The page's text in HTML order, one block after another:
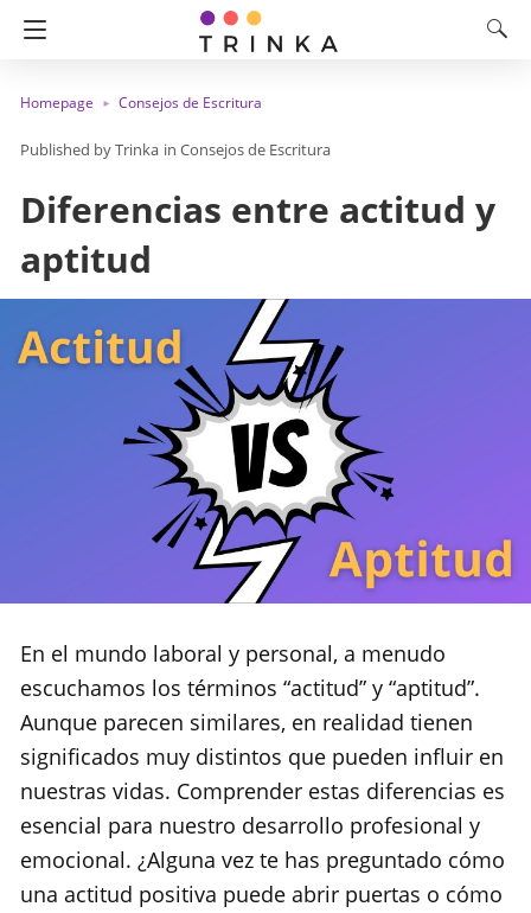
Homepage Consejos de Escritura
Trinka in Consejos de Escritura
Diferencias entre actitud y
aptitud
En el mundo laboral y personal, a menudo
escuchamos los términos “actitud” y “aptitud”.
Aunque parecen similares, en realidad tienen
significados muy distintos que pueden influir en
nuestras vidas. Comprender estas diferencias es
esencial para nuestro desarrollo profesional y
emocional. ¿Alguna vez te has preguntado cómo
una actitud positiva puede abrir puertas o cómo